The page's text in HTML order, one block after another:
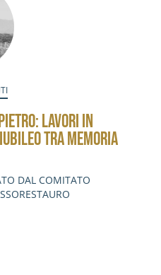
LAVORI IN
TRA MEMORIA
DAL COMITATO